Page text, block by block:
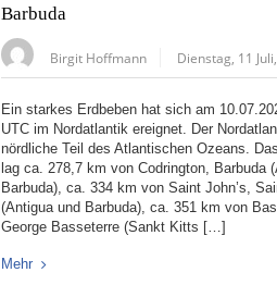
Barbuda
Birgit Hoffmann Dienstag, 11
Ein starkes Erdbeben hat sich am
UTC im Nordatlantik ereignet. Der
nördliche Teil des Atlantischen Ozeans.
lag ca. 278,7 km von Codrington, Barbuda
Barbuda), ca. 334 km von Saint John’s,
(Antigua und Barbuda), ca. 351 km von
George Basseterre (Sankt Kitts […]
Mehr